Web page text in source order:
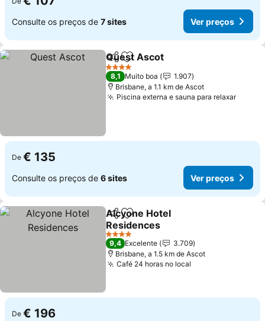
Consulte os preços de 7 sites Ver preços
PartilharAdicionar aos favoritos
Quest Ascot
4 Estrelas
8,1 Muito boa
1.907
Brisbane, a 1.1 km de Ascot
Piscina externa e sauna para relaxar
De € 135
Consulte os preços de 6 sites Ver preços
PartilharAdicionar aos favoritos
Alcyone Hotel
Residences
4 Estrelas
9,4 Excelente
3.709
Brisbane, a 1.5 km de Ascot
Café 24 horas no local
De € 196